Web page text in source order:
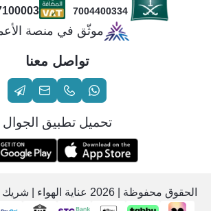
7004400334
موثّق في منصة
تواصل معنا
تحميل تطبيق الجوال
الحقوق محفوظة | 2026 عناية الهواء |